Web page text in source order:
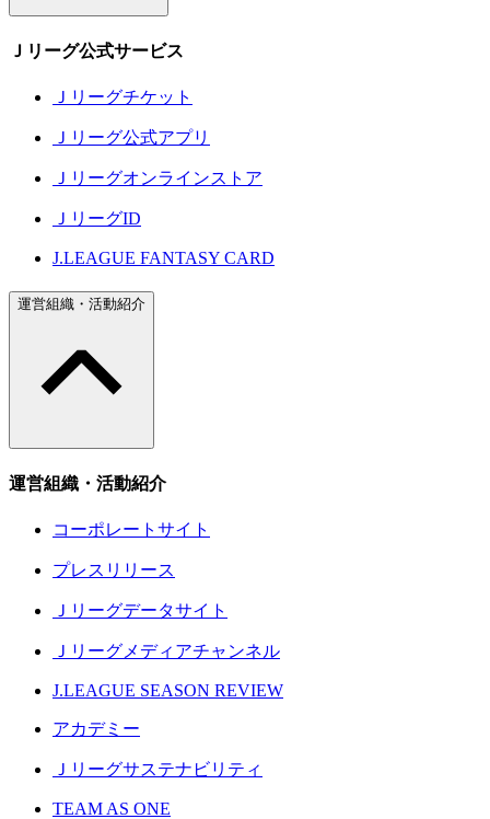
Ｊリーグ公式サービス
Ｊリーグチケット
Ｊリーグ公式アプリ
Ｊリーグオンラインストア
ＪリーグID
J.LEAGUE FANTASY CARD
運営組織・活動紹介
運営組織・活動紹介
コーポレートサイト
プレスリリース
Ｊリーグデータサイト
Ｊリーグメディアチャンネル
J.LEAGUE SEASON REVIEW
アカデミー
Ｊリーグサステナビリティ
TEAM AS ONE